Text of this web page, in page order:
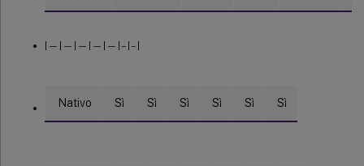
| — | — | — | — | — | – | – |
Nativo Sì Sì Sì Sì Sì Sì